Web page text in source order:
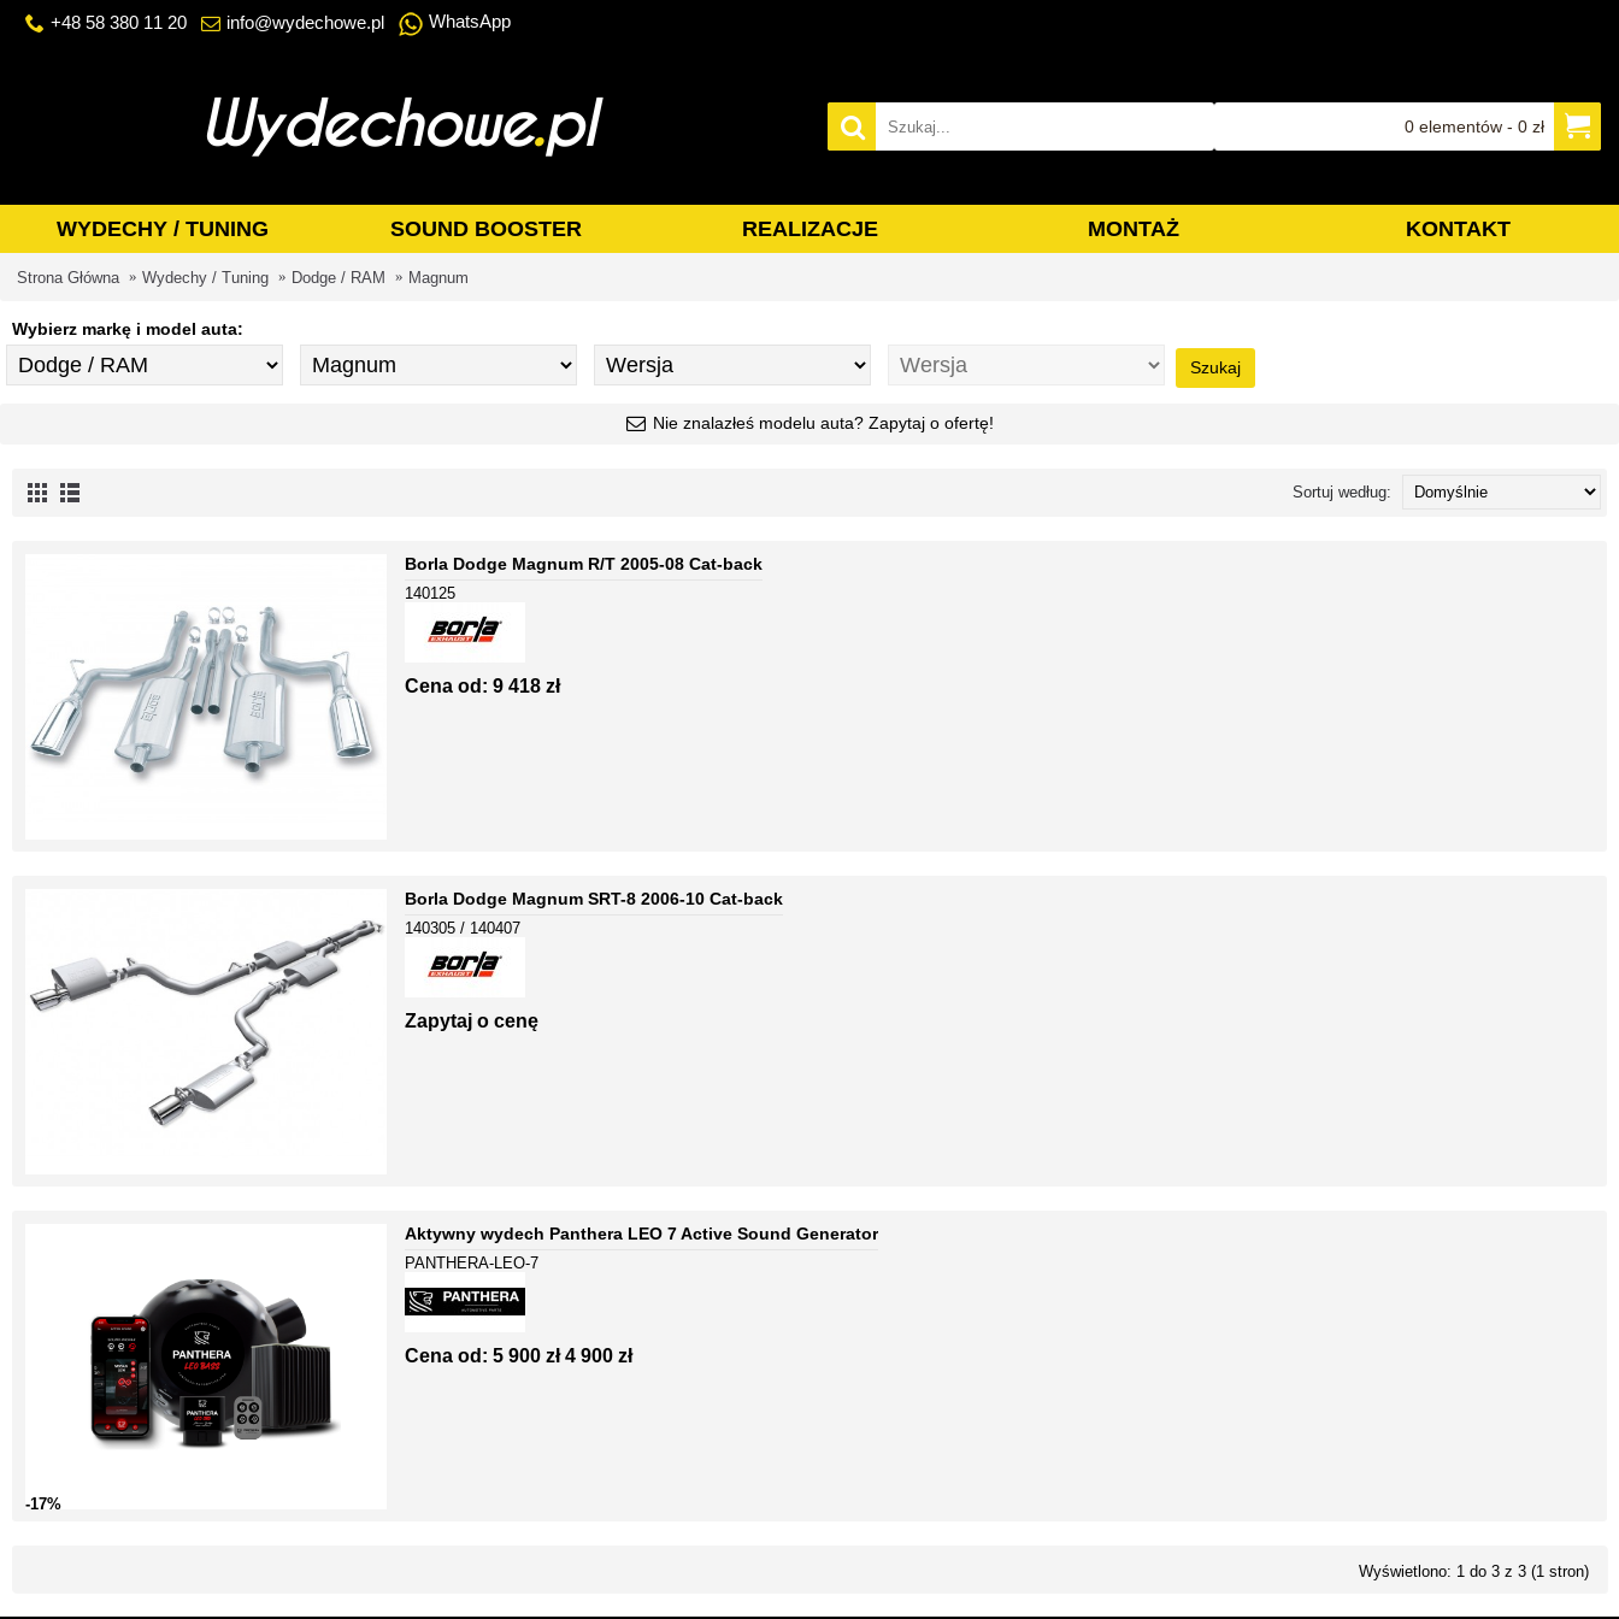
+48 58 380 11 20 info@wydechowe.pl WhatsApp
0 elementów - 0 zł
WYDECHY / TUNING SOUND BOOSTER REALIZACJE MONTAŻ KONTAKT
Strona Główna Wydechy / Tuning Dodge / RAM Magnum
Wybierz markę i model auta:
Szukaj
Nie znalazłeś modelu auta? Zapytaj o ofertę!
Sortuj według:
Borla Dodge Magnum R/T 2005-08 Cat-back
140125
Cena od: 9 418 zł
Borla Dodge Magnum SRT-8 2006-10 Cat-back
140305 / 140407
Zapytaj o cenę
-17%
Aktywny wydech Panthera LEO 7 Active Sound Generator
PANTHERA-LEO-7
Cena od: 5 900 zł 4 900 zł
Wyświetlono: 1 do 3 z 3 (1 stron)